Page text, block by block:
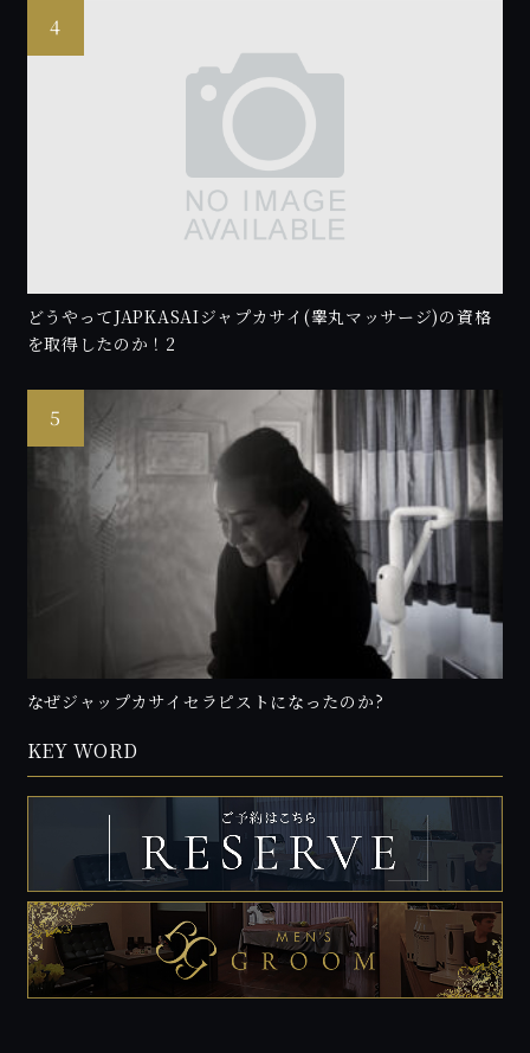
どうやってJAPKASAIジャプカサイ(睾丸マッサージ)の資格
を取得したのか！2
なぜジャップカサイセラピストになったのか?
KEY WORD